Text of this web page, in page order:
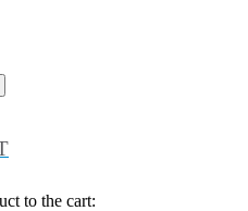
to the cart: